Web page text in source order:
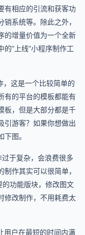
有相应的引流和获客功
系统等。除此之外，
的增量价值为一个全新
“上线”小程序制作工
，这是一个比较简单的
有的平台的模板都能有
板，但是大部分都是千
引游客？如果你想做出
图。
于复杂，会浪费很多
作其实可以很简单，
的功能版块，修改图文
修改制作，不用耗费太
用户在最短的时间内满